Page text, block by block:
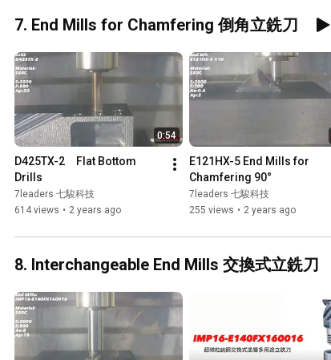
7. End Mills for Chamfering 倒角立銑刀
0:54
D425TX-2　Flat Bottom
Drills
7leaders 七駿科技
614 views • 2 years ago
E121HX-5 End Mills for
Chamfering 90°
7leaders 七駿科技
255 views • 2 years ago
8. Interchangeable End Mills 交換式立銑刀